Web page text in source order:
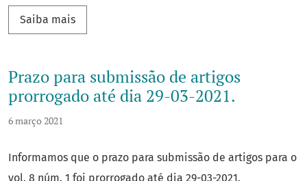
Saiba maisSaiba mais sobre Centenário do Nascimento
Prazo para submissão de artigos
prorrogado até dia 29-03-2021.
6 março 2021
Informamos que o prazo para submissão de artigos para o
vol. 8 núm. 1 foi prorrogado até dia 29-03-2021.